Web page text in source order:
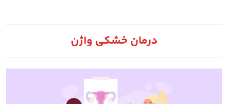
درمان خشکی واژن